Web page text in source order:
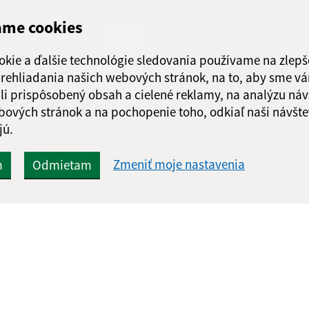
cookies
a ďalšie technológie sledovania používame na
našich webových stránok, na to, aby sme
prispôsobený obsah a cielené reklamy, na analýzu
stránok a na pochopenie toho, odkiaľ naši
Odmietam Zmeniť moje nastavenia
správu
Obedňajšia